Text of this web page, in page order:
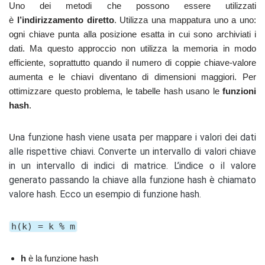
Uno dei metodi che possono essere utilizzati
è l’indirizzamento diretto. Utilizza una mappatura uno a uno:
ogni chiave punta alla posizione esatta in cui sono archiviati i
dati. Ma questo approccio non utilizza la memoria in modo
efficiente, soprattutto quando il numero di coppie chiave-valore
aumenta e le chiavi diventano di dimensioni maggiori. Per
ottimizzare questo problema, le tabelle hash usano le funzioni
hash.
Una funzione hash viene usata per mappare i valori dei dati
alle rispettive chiavi. Converte un intervallo di valori chiave
in un intervallo di indici di matrice. L’indice o il valore
generato passando la chiave alla funzione hash è chiamato
valore hash. Ecco un esempio di funzione hash.
h(k) = k % m
h è la funzione hash